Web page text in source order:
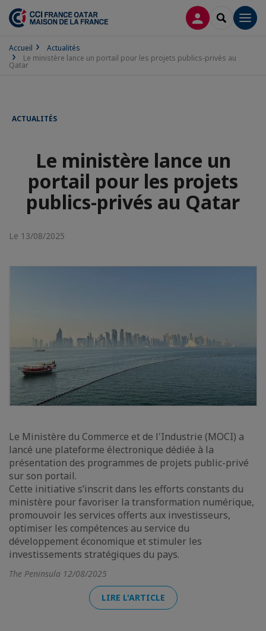
CONNEXION
Accueil
Actualités
Le ministère lance un portail pour les projets publics-privés au
Qatar
ACTUALITÉS
Le ministère lance un
portail pour les projets
publics-privés au Qatar
Le 13/08/2025
Le Ministère du Commerce et de l'Industrie (MOCI) a
lancé une plateforme électronique dédiée à la
présentation des programmes de projets public-privé
sur son portail.
Cette initiative s’inscrit dans les efforts constants du
ministère pour favoriser la transformation numérique,
promouvoir les services offerts aux investisseurs,
optimiser les compétences au service du
développement économique et stimuler les
investissements stratégiques du pays.
The Peninsula 12/08/2025
LIRE L'ARTICLE